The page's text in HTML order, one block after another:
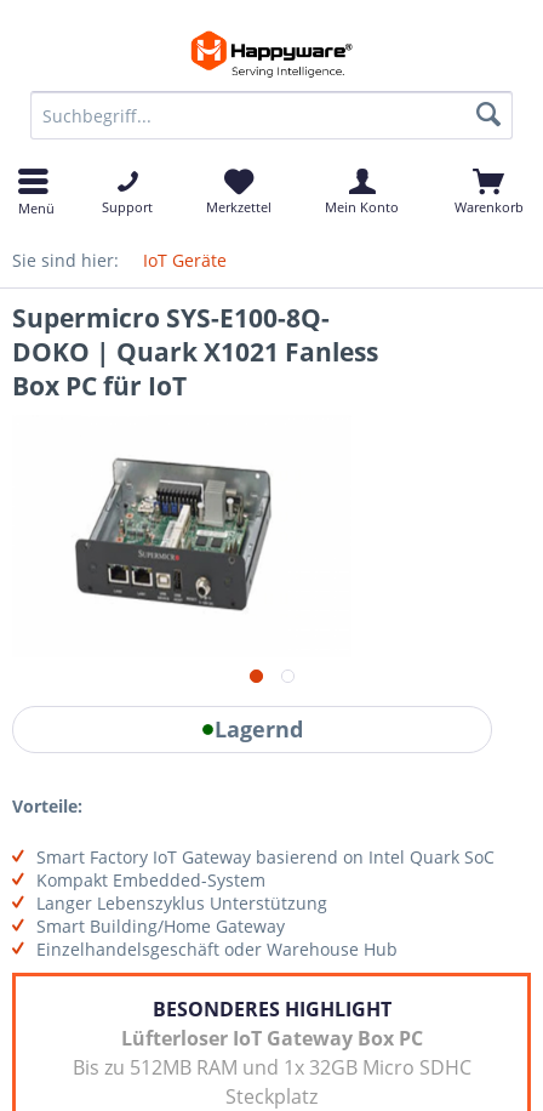
Menü Support Merkzettel Mein Konto Warenkorb
Sie sind hier: IoT Geräte
Supermicro SYS-E100-8Q-
DOKO | Quark X1021 Fanless
Box PC für IoT
Lagernd
Vorteile:
Smart Factory IoT Gateway basierend on Intel Quark SoC
Kompakt Embedded-System
Langer Lebenszyklus Unterstützung
Smart Building/Home Gateway
Einzelhandelsgeschäft oder Warehouse Hub
BESONDERES HIGHLIGHT
Lüfterloser IoT Gateway Box PC
Bis zu 512MB RAM und 1x 32GB Micro SDHC
Steckplatz